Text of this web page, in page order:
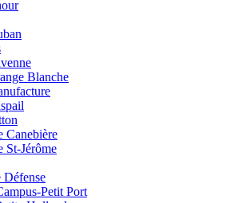
Blanche
Canebière
St-Jérôme
Défense
Petit Port